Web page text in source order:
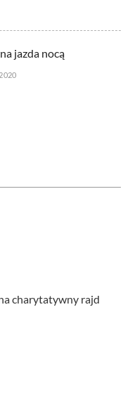
jazda nocą
charytatywny rajd